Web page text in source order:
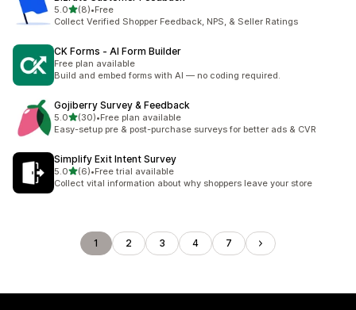
5.0별 5개 중
(8)
총 리뷰 8개
•Free
Collect Verified Shopper Feedback, NPS, & Seller Ratings
CK Forms ‑ AI Form Builder
Free plan available
Build and embed forms with AI — no coding required.
Gojiberry Survey & Feedback
5.0별 5개 중
(30)
총 리뷰 30개
•Free plan available
Easy-setup pre & post-purchase surveys for better ads & CVR
Simplify Exit Intent Survey
5.0별 5개 중
(6)
총 리뷰 6개
•Free trial available
Collect vital information about why shoppers leave your store
1 2 3 4 7